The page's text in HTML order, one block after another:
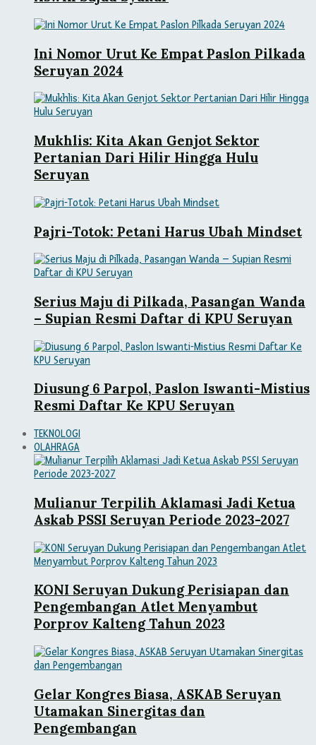
Ini Nomor Urut Ke Empat Paslon Pilkada
Seruyan 2024
Mukhlis: Kita Akan Genjot Sektor
Pertanian Dari Hilir Hingga Hulu
Seruyan
Pajri-Totok: Petani Harus Ubah Mindset
Serius Maju di Pilkada, Pasangan Wanda
– Supian Resmi Daftar di KPU Seruyan
Diusung 6 Parpol, Paslon Iswanti-Mistius
Resmi Daftar Ke KPU Seruyan
TEKNOLOGI
OLAHRAGA
Mulianur Terpilih Aklamasi Jadi Ketua
Askab PSSI Seruyan Periode 2023-2027
KONI Seruyan Dukung Perisiapan dan
Pengembangan Atlet Menyambut
Porprov Kalteng Tahun 2023
Gelar Kongres Biasa, ASKAB Seruyan
Utamakan Sinergitas dan
Pengembangan